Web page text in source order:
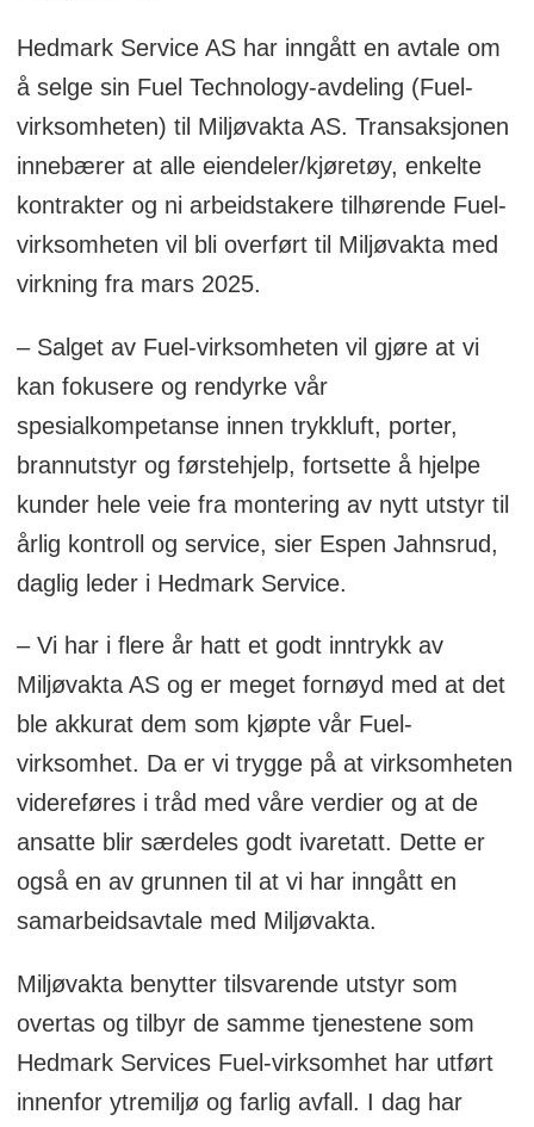
Oppsummeringen er generert av Labrador
Hedmark Service AS har inngått en avtale om
å selge sin Fuel Technology-avdeling (Fuel-
virksomheten) til Miljøvakta AS. Transaksjonen
innebærer at alle eiendeler/kjøretøy, enkelte
kontrakter og ni arbeidstakere tilhørende Fuel-
virksomheten vil bli overført til Miljøvakta med
virkning fra mars 2025.
– Salget av Fuel-virksomheten vil gjøre at vi
kan fokusere og rendyrke vår
spesialkompetanse innen trykkluft, porter,
brannutstyr og førstehjelp, fortsette å hjelpe
kunder hele veie fra montering av nytt utstyr til
årlig kontroll og service, sier Espen Jahnsrud,
daglig leder i Hedmark Service.
– Vi har i flere år hatt et godt inntrykk av
Miljøvakta AS og er meget fornøyd med at det
ble akkurat dem som kjøpte vår Fuel-
virksomhet. Da er vi trygge på at virksomheten
videreføres i tråd med våre verdier og at de
ansatte blir særdeles godt ivaretatt. Dette er
også en av grunnen til at vi har inngått en
samarbeidsavtale med Miljøvakta.
Miljøvakta benytter tilsvarende utstyr som
overtas og tilbyr de samme tjenestene som
Hedmark Services Fuel-virksomhet har utført
innenfor ytremiljø og farlig avfall. I dag har